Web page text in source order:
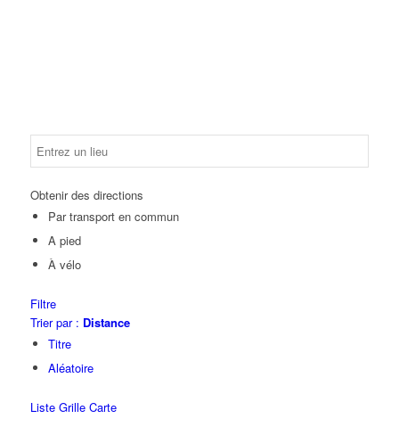
Obtenir des directions
Par transport en commun
A pied
À vélo
Filtre
Trier par : Distance
Titre
Aléatoire
Liste Grille Carte